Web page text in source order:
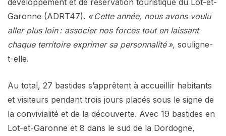
Garonne (ADRT47). « Cette année, nous avons voulu
aller plus loin : associer nos forces tout en laissant
chaque territoire exprimer sa personnalité », souligne-
t-elle.
Au total, 27 bastides s’apprêtent à accueillir habitants
et visiteurs pendant trois jours placés sous le signe de
la convivialité et de la découverte. Avec 19 bastides en
Lot-et-Garonne et 8 dans le sud de la Dordogne,